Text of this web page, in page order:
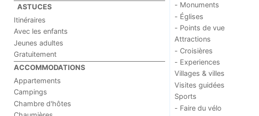
ASTUCES
Itinéraires
Avec les enfants
Jeunes adultes
Gratuitement
ACCOMMODATIONS
Appartements
Campings
Chambre d'hôtes
- Monuments
- Églises
- Points de vue
Attractions
- Croisières
- Experiences
Villages & villes
Visites guidées
Sports
- Faire du vélo